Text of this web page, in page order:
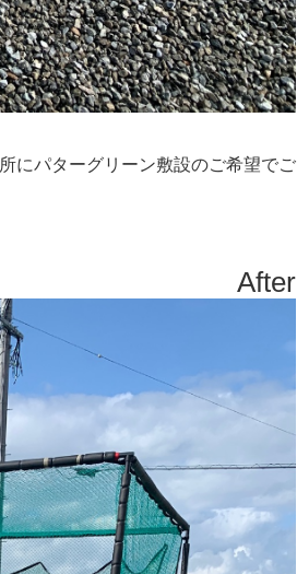
にパターグリーン敷設のご希望でご
After